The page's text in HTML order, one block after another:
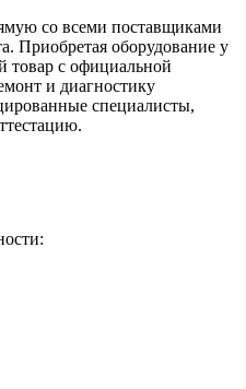
со всеми поставщиками
Приобретая оборудование у
товар с официальной
и диагностику
специалисты,